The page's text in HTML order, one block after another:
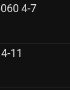
4-7
11